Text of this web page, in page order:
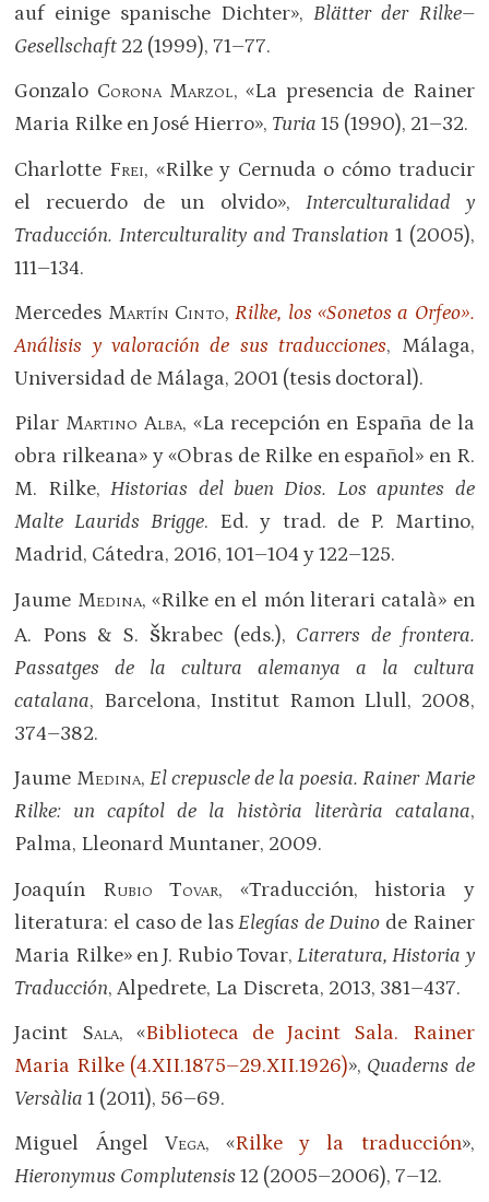
auf einige spanische Dichter»,Blätter der Rilke–
Gesellschaft 22 (1999), 71–77.
Gonzalo Corona Marzol, «La presencia de Rainer
Maria Rilke en José Hierro», Turia15 (1990), 21–32.
Charlotte Frei, «Rilke y Cernuda o cómo traducir
el recuerdo de un olvido», Interculturalidad y
Traducción. Interculturality and Translation 1 (2005),
111–134.
Mercedes Martín Cinto,Rilke, los «Sonetos a Orfeo».
Análisis y valoración de sus traducciones, Málaga,
Universidad de Málaga, 2001 (tesis doctoral).
Pilar Martino Alba, «La recepción en España de la
obra rilkeana» y «Obras de Rilke en español» en R.
M. Rilke,Historias del buen Dios. Los apuntes de
Malte Laurids Brigge. Ed. y trad. de P. Martino,
Madrid, Cátedra, 2016, 101–104 y 122–125.
Jaume Medina, «Rilke en el món literari català» en
A. Pons & S. škrabec (eds.), Carrers de frontera.
Passatges de la cultura alemanya a la cultura
catalana, Barcelona, Institut Ramon Llull, 2008,
374–382.
Jaume Medina, El crepuscle de la poesia. Rainer Marie
Rilke: un capítol de la història literària catalana,
Palma, Lleonard Muntaner, 2009.
Joaquín Rubio Tovar, «Traducción, historia y
literatura: el caso de lasElegías de Duino de Rainer
Maria Rilke» en J. Rubio Tovar,Literatura, Historia y
Traducción, Alpedrete, La Discreta, 2013, 381–437.
Jacint Sala, «Biblioteca de Jacint Sala. Rainer
Maria Rilke (4.XII.1875–29.XII.1926)», Quaderns de
Versàlia 1 (2011), 56–69.
Miguel Ángel Vega, «Rilke y la traducción»,
Hieronymus Complutensis12 (2005–2006), 7–12.